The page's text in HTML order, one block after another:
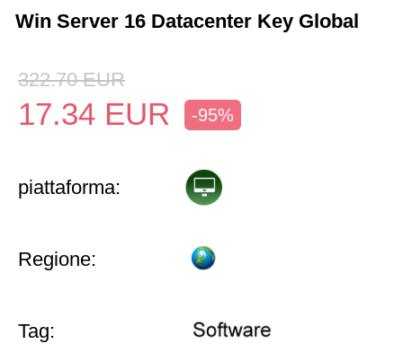
Win Server 16 Datacenter Key Global
322.70 EUR
17.34 EUR -95%
piattaforma:
Regione:
Tag: